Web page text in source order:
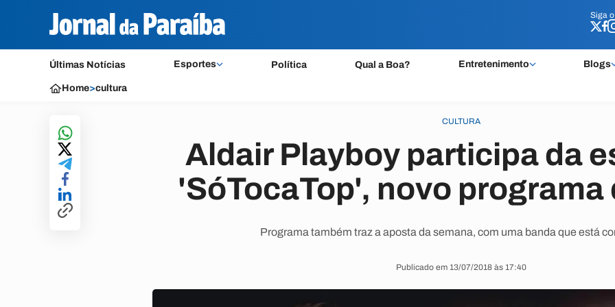
Siga o
Últimas Notícias Esportes Política Qual a Boa? Entretenimento Blogs
Siga o
Home>cultura
CULTURA
Aldair Playboy participa da
'SóTocaTop', novo programa
Programa também traz a aposta da semana, com uma banda que está
Publicado em 13/07/2018 às 17:40